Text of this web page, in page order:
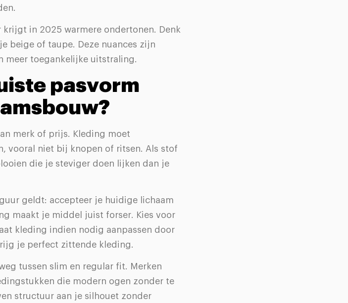
in 2025 warmere ondertonen. Denk
beige of taupe. Deze nuances zijn
meer toegankelijke uitstraling.
pasvorm
merk of prijs. Kleding moet
vooral niet bij knopen of ritsen. Als stof
die je steviger doen lijken dan je
geldt: accepteer je huidige lichaam
maakt je middel juist forser. Kies voor
kleding indien nodig aanpassen door
je perfect zittende kleding.
tussen slim en regular fit. Merken
die modern ogen zonder te
structuur aan je silhouet zonder